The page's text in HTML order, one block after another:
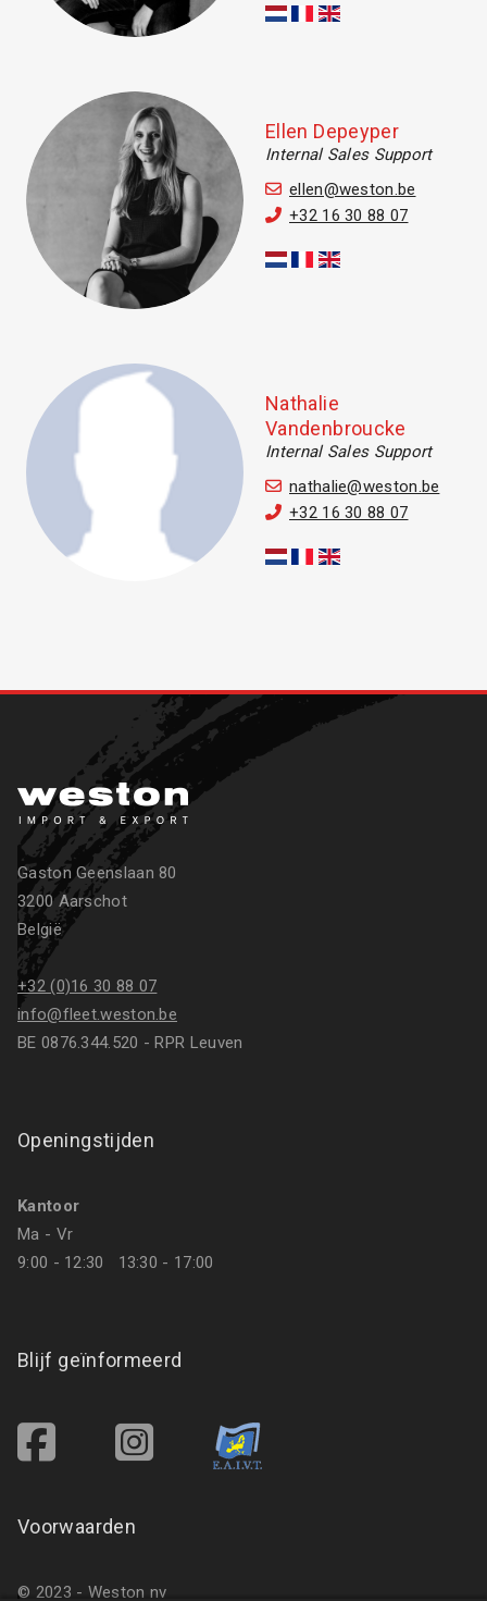
Ellen Depeyper
Internal Sales Support
ellen@weston.be
+32 16 30 88 07
Nathalie
Vandenbroucke
Internal Sales Support
nathalie@weston.be
+32 16 30 88 07
Gaston Geenslaan 80
3200 Aarschot
België
+32 (0)16 30 88 07
info@fleet.weston.be
BE 0876.344.520 - RPR Leuven
Openingstijden
Kantoor
Ma - Vr
9:00 - 12:30 13:30 - 17:00
Blijf geïnformeerd
Voorwaarden
© 2023 - Weston nv